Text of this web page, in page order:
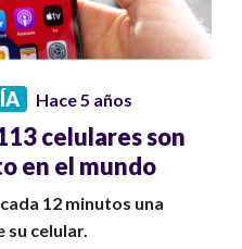
Hace 5 años
celulares son
en el mundo
12 minutos una
celular.